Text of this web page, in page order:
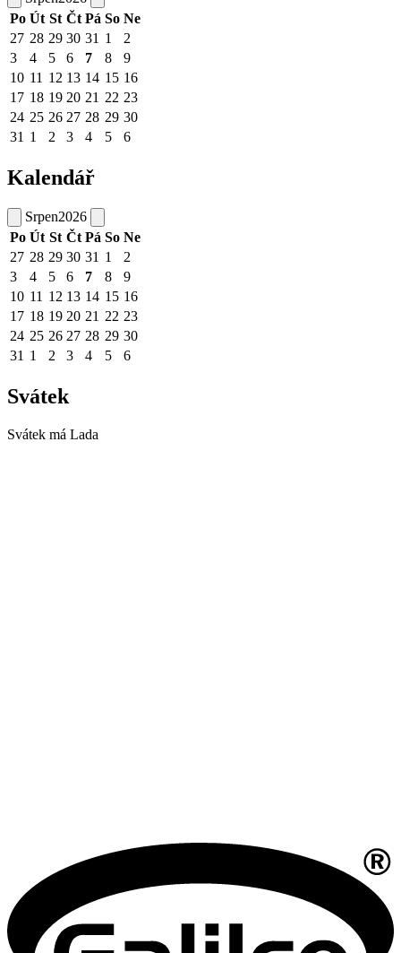
Po Út St Čt Pá So Ne
27 28 29 30 31 1
2
3
4 5 6 7 8
9
10 11 12 13 14 15 16
17 18 19 20 21 22 23
24 25 26 27 28 29 30
31 1 2 3 4 5 6
Kalendář
Srpen2026
Po Út St Čt Pá So Ne
27 28 29 30 31 1
2
3
4 5 6 7 8
9
10 11 12 13 14 15 16
17 18 19 20 21 22 23
24 25 26 27 28 29 30
31 1 2 3 4 5 6
Svátek
Svátek má Lada